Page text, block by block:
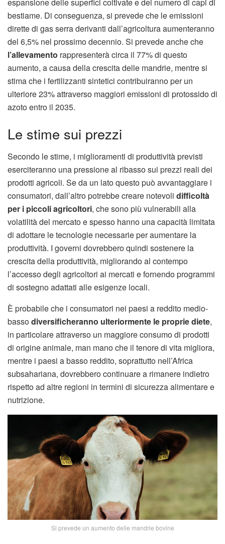
bestiame. Di conseguenza, si prevede che le emissioni
dirette di gas serra derivanti dall’agricoltura aumenteranno
del 6,5% nel prossimo decennio. Si prevede anche che
l’allevamento rappresenterà circa il 77% di questo
aumento, a causa della crescita delle mandrie, mentre si
stima che i fertilizzanti sintetici contribuiranno per un
ulteriore 23% attraverso maggiori emissioni di protossido di
azoto entro il 2035.
Le stime sui prezzi
Secondo le stime, i miglioramenti di produttività previsti
eserciteranno una pressione al ribasso sui prezzi reali dei
prodotti agricoli. Se da un lato questo può avvantaggiare i
consumatori, dall’altro potrebbe creare notevoli difficoltà
per i piccoli agricoltori, che sono più vulnerabili alla
volatilità del mercato e spesso hanno una capacità limitata
di adottare le tecnologie necessarie per aumentare la
produttività. I governi dovrebbero quindi sostenere la
crescita della produttività, migliorando al contempo
l’accesso degli agricoltori ai mercati e fornendo programmi
di sostegno adattati alle esigenze locali.
È probabile che i consumatori nei paesi a reddito medio-
bassodiversificheranno ulteriormente le proprie diete,
in particolare attraverso un maggiore consumo di prodotti
di origine animale, man mano che il tenore di vita migliora,
mentre i paesi a basso reddito, soprattutto nell’Africa
subsahariana, dovrebbero continuare a rimanere indietro
rispetto ad altre regioni in termini di sicurezza alimentare e
nutrizione.
Si prevede un aumento delle mandrie bovine